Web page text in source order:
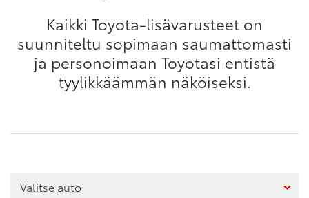
Kaikki Toyota-lisävarusteet on
suunniteltu sopimaan saumattomasti
ja personoimaan Toyotasi entistä
tyylikkäämmän näköiseksi.